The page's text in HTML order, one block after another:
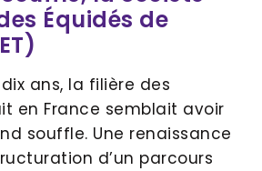
Équidés de
ans, la filière des
en France semblait avoir
souffle. Une renaissance
d’un parcours